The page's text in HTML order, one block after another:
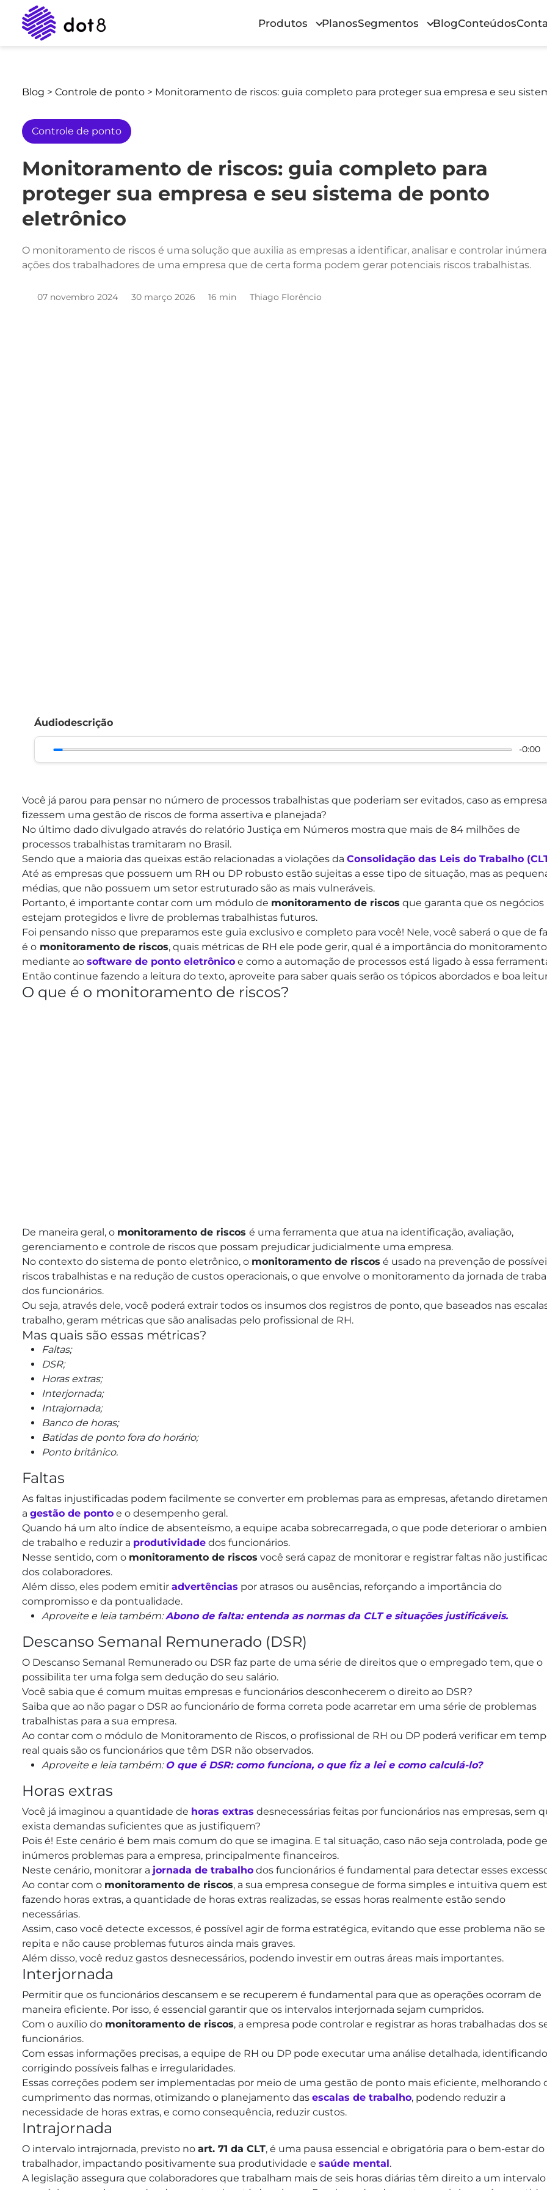
Produtos PlanosSegmentos BlogConteúdos
Blog > Controle de ponto > Monitoramento de riscos: guia completo para proteger sua empresa e seu
Controle de ponto
Monitoramento de riscos: guia completo para
proteger sua empresa e seu sistema de ponto
eletrônico
O monitoramento de riscos é uma solução que auxilia as empresas a identificar, analisar e controlar
ações dos trabalhadores de uma empresa que de certa forma podem gerar potenciais riscos trabalhistas.
07 novembro 2024 30 março 2026 16 min Thiago Florêncio
Áudiodescrição
-0:00
Você já parou para pensar no número de processos trabalhistas que poderiam ser evitados, caso as
fizessem uma gestão de riscos de forma assertiva e planejada?
No último dado divulgado através do relatório Justiça em Números mostra que mais de 84 milhões de
processos trabalhistas tramitaram no Brasil.
Sendo que a maioria das queixas estão relacionadas a violações da Consolidação das Leis do Trabalho
Até as empresas que possuem um RH ou DP robusto estão sujeitas a esse tipo de situação, mas as
médias, que não possuem um setor estruturado são as mais vulneráveis.
Portanto, é importante contar com um módulo de monitoramento de riscos que garanta que os negócios
estejam protegidos e livre de problemas trabalhistas futuros.
Foi pensando nisso que preparamos este guia exclusivo e completo para você! Nele, você saberá o que de
é o monitoramento de riscos, quais métricas de RH ele pode gerir, qual é a importância do monitoramento
mediante ao software de ponto eletrônico e como a automação de processos está ligado à essa
Então continue fazendo a leitura do texto, aproveite para saber quais serão os tópicos abordados e boa
O que é o monitoramento de riscos?
De maneira geral, o monitoramento de riscos é uma ferramenta que atua na identificação, avaliação,
gerenciamento e controle de riscos que possam prejudicar judicialmente uma empresa.
No contexto do sistema de ponto eletrônico, o monitoramento de riscos é usado na prevenção de
riscos trabalhistas e na redução de custos operacionais, o que envolve o monitoramento da jornada de
dos funcionários.
Ou seja, através dele, você poderá extrair todos os insumos dos registros de ponto, que baseados nas
trabalho, geram métricas que são analisadas pelo profissional de RH.
Mas quais são essas métricas?
Faltas;
DSR;
Horas extras;
Interjornada;
Intrajornada;
Banco de horas;
Batidas de ponto fora do horário;
Ponto britânico.
Faltas
As faltas injustificadas podem facilmente se converter em problemas para as empresas, afetando
a gestão de ponto e o desempenho geral.
Quando há um alto índice de absenteísmo, a equipe acaba sobrecarregada, o que pode deteriorar o
de trabalho e reduzir a produtividade dos funcionários.
Nesse sentido, com o monitoramento de riscos você será capaz de monitorar e registrar faltas não
dos colaboradores.
Além disso, eles podem emitir advertências por atrasos ou ausências, reforçando a importância do
compromisso e da pontualidade.
Aproveite e leia também:Abono de falta: entenda as normas da CLT e situações justificáveis.
Descanso Semanal Remunerado (DSR)
O Descanso Semanal Remunerado ou DSR faz parte de uma série de direitos que o empregado tem, que o
possibilita ter uma folga sem dedução do seu salário.
Você sabia que é comum muitas empresas e funcionários desconhecerem o direito ao DSR?
Saiba que ao não pagar o DSR ao funcionário de forma correta pode acarretar em uma série de problemas
trabalhistas para a sua empresa.
Ao contar com o módulo de Monitoramento de Riscos, o profissional de RH ou DP poderá verificar em
real quais são os funcionários que têm DSR não observados.
Aproveite e leia também:O que é DSR: como funciona, o que fiz a lei e como calculá-lo?
Horas extras
Você já imaginou a quantidade de horas extras desnecessárias feitas por funcionários nas empresas, sem
exista demandas suficientes que as justifiquem?
Pois é! Este cenário é bem mais comum do que se imagina. E tal situação, caso não seja controlada, pode
inúmeros problemas para a empresa, principalmente financeiros.
Neste cenário, monitorar a jornada de trabalho dos funcionários é fundamental para detectar esses
Ao contar com o monitoramento de riscos, a sua empresa consegue de forma simples e intuitiva quem
fazendo horas extras, a quantidade de horas extras realizadas, se essas horas realmente estão sendo
necessárias.
Assim, caso você detecte excessos, é possível agir de forma estratégica, evitando que esse problema não se
repita e não cause problemas futuros ainda mais graves.
Além disso, você reduz gastos desnecessários, podendo investir em outras áreas mais importantes.
Interjornada
Permitir que os funcionários descansem e se recuperem é fundamental para que as operações ocorram de
maneira eficiente. Por isso, é essencial garantir que os intervalos interjornada sejam cumpridos.
Com o auxílio do monitoramento de riscos, a empresa pode controlar e registrar as horas trabalhadas dos
funcionários.
Com essas informações precisas, a equipe de RH ou DP pode executar uma análise detalhada,
corrigindo possíveis falhas e irregularidades.
Essas correções podem ser implementadas por meio de uma gestão de ponto mais eficiente, melhorando
cumprimento das normas, otimizando o planejamento das escalas de trabalho, podendo reduzir a
necessidade de horas extras, e como consequência, reduzir custos.
Intrajornada
O intervalo intrajornada, previsto no art. 71 da CLT, é uma pausa essencial e obrigatória para o bem-estar do
trabalhador, impactando positivamente sua produtividade e saúde mental.
A legislação assegura que colaboradores que trabalham mais de seis horas diárias têm direito a um